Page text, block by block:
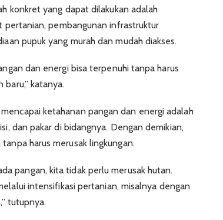
konkret yang dapat dilakukan adalah
pertanian, pembangunan infrastruktur
pupuk yang murah dan mudah diakses.
dan energi bisa terpenuhi tanpa harus
katanya.
ketahanan pangan dan energi adalah
dan pakar di bidangnya. Dengan demikian,
harus merusak lingkungan.
pangan, kita tidak perlu merusak hutan.
intensifikasi pertanian, misalnya dengan
tutupnya.